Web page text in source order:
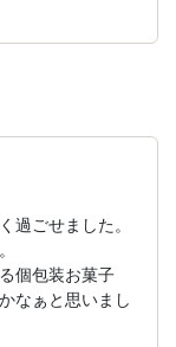
過ごせました。
個包装お菓子
なぁと思いまし